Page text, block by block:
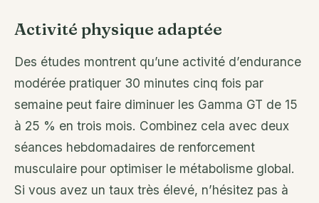
Activité physique adaptée
Des études montrent qu’une activité d’endurance
modérée pratiquer 30 minutes cinq fois par
semaine peut faire diminuer les Gamma GT de 15
à 25 % en trois mois. Combinez cela avec deux
séances hebdomadaires de renforcement
musculaire pour optimiser le métabolisme global.
Si vous avez un taux très élevé, n’hésitez pas à